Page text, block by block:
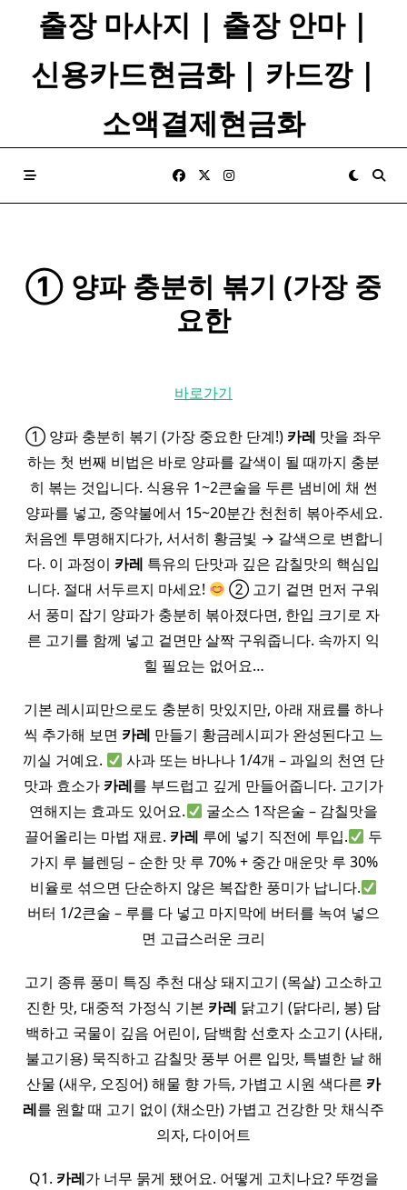
출장 마사지 | 출장 안마 |
신용카드현금화 | 카드깡 |
소액결제현금화
① 양파 충분히 볶기 (가장 중
요한
바로가기
① 양파 충분히 볶기 (가장 중요한 단계!) 카레 맛을 좌우
하는 첫 번째 비법은 바로 양파를 갈색이 될 때까지 충분
히 볶는 것입니다. 식용유 1~2큰술을 두른 냄비에 채 썬
양파를 넣고, 중약불에서 15~20분간 천천히 볶아주세요.
처음엔 투명해지다가, 서서히 황금빛 → 갈색으로 변합니
다. 이 과정이 카레 특유의 단맛과 깊은 감칠맛의 핵심입
니다. 절대 서두르지 마세요!
② 고기 겉면 먼저 구워
서 풍미 잡기 양파가 충분히 볶아졌다면, 한입 크기로 자
른 고기를 함께 넣고 겉면만 살짝 구워줍니다. 속까지 익
힐 필요는 없어요…
기본 레시피만으로도 충분히 맛있지만, 아래 재료를 하나
씩 추가해 보면 카레 만들기 황금레시피가 완성된다고 느
끼실 거예요.
사과 또는 바나나 1/4개 – 과일의 천연 단
맛과 효소가 카레를 부드럽고 깊게 만들어줍니다. 고기가
연해지는 효과도 있어요.
굴소스 1작은술 – 감칠맛을
끌어올리는 마법 재료. 카레 루에 넣기 직전에 투입.
두
가지 루 블렌딩 – 순한 맛 루 70% + 중간 매운맛 루 30%
비율로 섞으면 단순하지 않은 복잡한 풍미가 납니다.
버터 1/2큰술 – 루를 다 넣고 마지막에 버터를 녹여 넣으
면 고급스러운 크리
고기 종류 풍미 특징 추천 대상 돼지고기 (목살) 고소하고
진한 맛, 대중적 가정식 기본 카레 닭고기 (닭다리, 봉) 담
백하고 국물이 깊음 어린이, 담백함 선호자 소고기 (사태,
불고기용) 묵직하고 감칠맛 풍부 어른 입맛, 특별한 날 해
산물 (새우, 오징어) 해물 향 가득, 가볍고 시원 색다른 카
레를 원할 때 고기 없이 (채소만) 가볍고 건강한 맛 채식주
의자, 다이어트
Q1. 카레가 너무 묽게 됐어요. 어떻게 고치나요? 뚜껑을